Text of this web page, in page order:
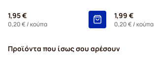
1,95 €
0,20 €/ κούπα
1,99 €
0,20 €/ κούπα
Προϊόντα που ίσως σου αρέσουν